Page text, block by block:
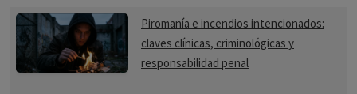
Piromanía e incendios intencionados:
claves clínicas, criminológicas y
responsabilidad penal